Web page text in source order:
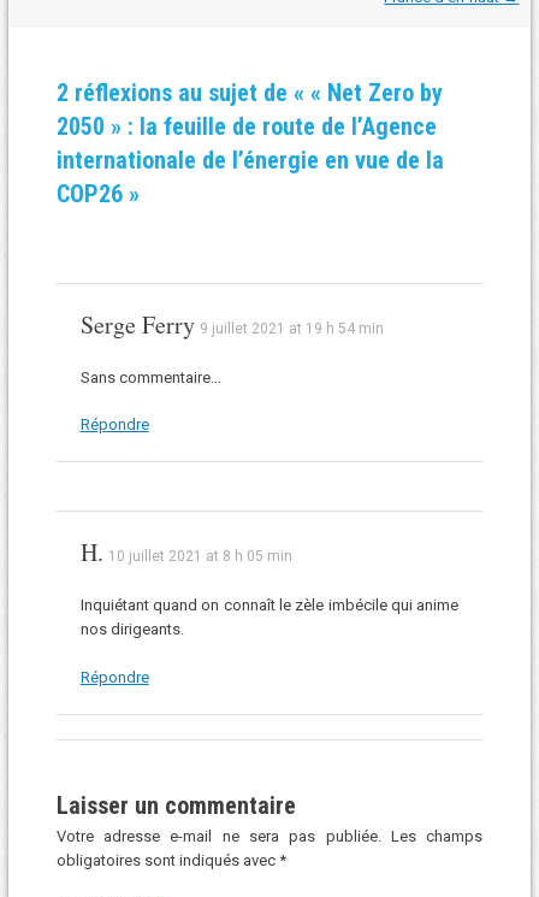
2 réflexions au sujet de « « Net Zero by
2050 » : la feuille de route de l’Agence
internationale de l’énergie en vue de la
COP26»
Serge Ferry 9 juillet 2021 at 19 h 54 min
Sans commentaire…
Répondre
H. 10 juillet 2021 at 8 h 05 min
Inquiétant quand on connaît le zèle imbécile qui anime
nos dirigeants.
Répondre
Laisser un commentaire
Votre adresse e-mail ne sera pas publiée.
Les champs
obligatoires sont indiqués avec *